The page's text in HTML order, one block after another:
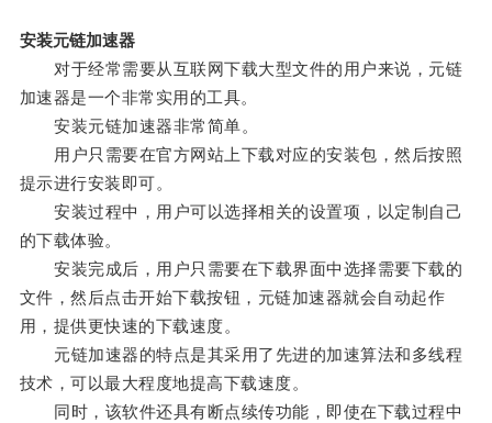
安装元链加速器
对于经常需要从互联网下载大型文件的用户来说，元链
加速器是一个非常实用的工具。
安装元链加速器非常简单。
用户只需要在官方网站上下载对应的安装包，然后按照
提示进行安装即可。
安装过程中，用户可以选择相关的设置项，以定制自己
的下载体验。
安装完成后，用户只需要在下载界面中选择需要下载的
文件，然后点击开始下载按钮，元链加速器就会自动起作
用，提供更快速的下载速度。
元链加速器的特点是其采用了先进的加速算法和多线程
技术，可以最大程度地提高下载速度。
同时，该软件还具有断点续传功能，即使在下载过程中